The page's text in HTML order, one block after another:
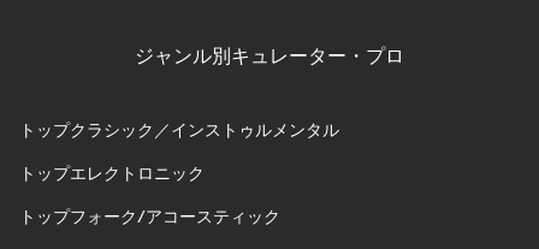
ジャンル別キュレーター・プロ
トップクラシック／インストゥルメンタル
トップエレクトロニック
トップフォーク/アコースティック